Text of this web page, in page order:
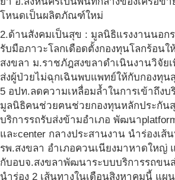
โหนดเป็นผลิตภัณฑ์ใหม่
2.ด้านสังคมเป็นสุข : มูลนิธิแรงงานนอก
รับมือภาวะโลกเดือดตั้งกองทุนโลกร้อนใ
สงขลา ม.ราชภัฎสงขลาดำเนินงานวิจัย
ส่งผู้ป่วยไม่ฉุกเฉินพบแพทย์ให้กับกองทุ
5 อปท.ลดความเหลื่อมล้ำในการเข้าถึงบ
มูลนิธิคนช่วยฅนช่วยกองทุนหลักประกัน
บริการรถรับส่งข้ามอำเภอ พัฒนา
และcenter กลางประสานงาน นำร่องเส้
รพ.สงขลา อำเภอควนเนียงมาหาดใหญ่
กับอบจ.สงขลาพัฒนาระบบบริการรถขน
นำร่อง 2 เส้นทางในเดือนสิงหาคมนี้ แผ